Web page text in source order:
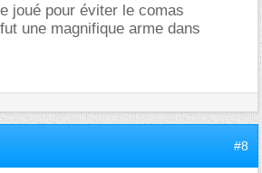
joué pour éviter le comas
une magnifique arme dans
#8